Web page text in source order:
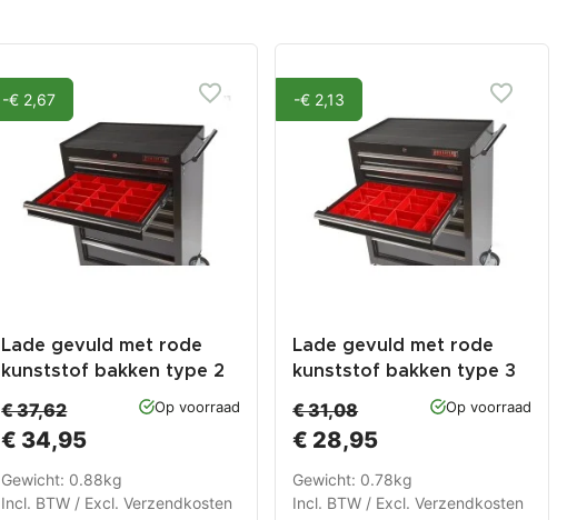
-€ 2,67
Lade gevuld met rode
kunststof bakken type 2
€ 37,62
€ 34,95
Op voorraad
Gewicht: 0.88kg
Incl. BTW / Excl.Verzendkosten
-€ 2,13
Lade gevuld met rode
kunststof bakken type 3
€ 31,08
€ 28,95
Op voorraad
Gewicht: 0.78kg
Incl. BTW / Excl.Verzendkosten